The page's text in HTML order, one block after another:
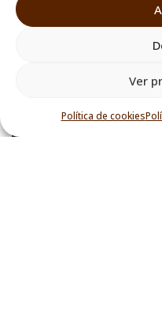
Ver
Política de cookies
Tienda